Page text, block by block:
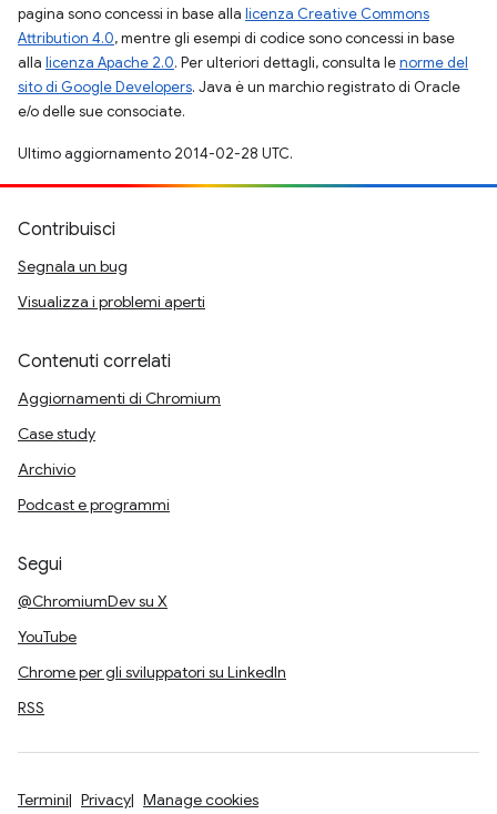
pagina sono concessi in base alla licenza Creative Commons
Attribution 4.0, mentre gli esempi di codice sono concessi in base
alla licenza Apache 2.0. Per ulteriori dettagli, consulta lenorme del
sito di Google Developers. Java è un marchio registrato di Oracle
e/o delle sue consociate.
Ultimo aggiornamento 2014-02-28 UTC.
Contribuisci
Segnala un bug
Visualizza i problemi aperti
Contenuti correlati
Aggiornamenti di Chromium
Case study
Archivio
Podcast e programmi
Segui
@ChromiumDev su X
YouTube
Chrome per gli sviluppatori su LinkedIn
RSS
Termini Privacy Manage cookies